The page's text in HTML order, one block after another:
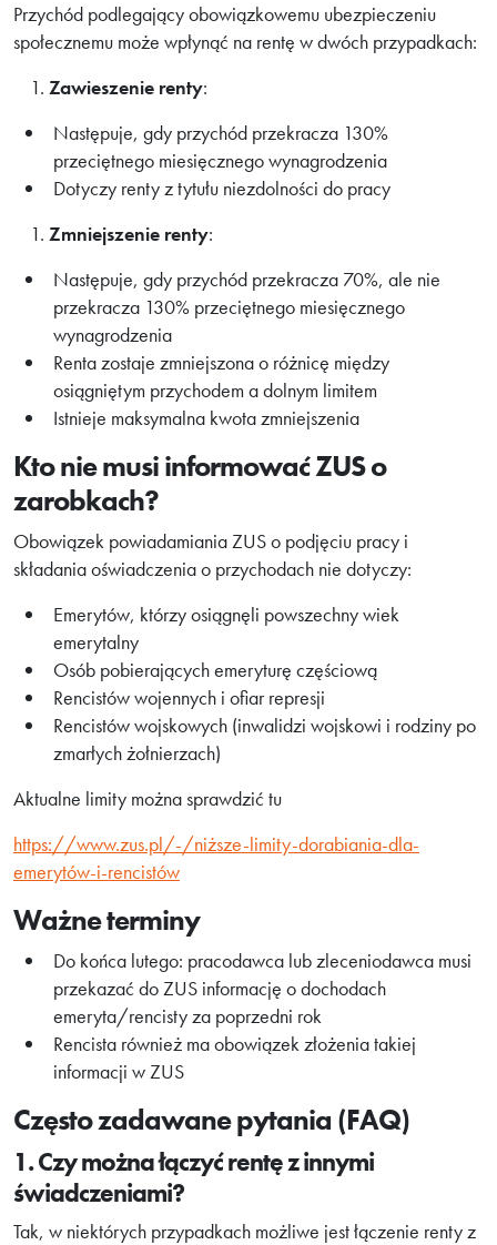
Przychód podlegający obowiązkowemu ubezpieczeniu
społecznemu może wpłynąć na rentę w dwóch przypadkach:
Zawieszenie renty:
Następuje, gdy przychód przekracza 130%
przeciętnego miesięcznego wynagrodzenia
Dotyczy renty z tytułu niezdolności do pracy
Zmniejszenie renty:
Następuje, gdy przychód przekracza 70%, ale nie
przekracza 130% przeciętnego miesięcznego
wynagrodzenia
Renta zostaje zmniejszona o różnicę między
osiągniętym przychodem a dolnym limitem
Istnieje maksymalna kwota zmniejszenia
Kto nie musi informować ZUS o
zarobkach?
Obowiązek powiadamiania ZUS o podjęciu pracy i
składania oświadczenia o przychodach nie dotyczy:
Emerytów, którzy osiągnęli powszechny wiek
emerytalny
Osób pobierających emeryturę częściową
Rencistów wojennych i ofiar represji
Rencistów wojskowych (inwalidzi wojskowi i rodziny po
zmarłych żołnierzach)
Aktualne limity można sprawdzić tu
https://www.zus.pl/-/niższe-limity-dorabiania-dla-
emerytów-i-rencistów
Ważne terminy
Do końca lutego: pracodawca lub zleceniodawca musi
przekazać do ZUS informację o dochodach
emeryta/rencisty za poprzedni rok
Rencista również ma obowiązek złożenia takiej
informacji w ZUS
Często zadawane pytania (FAQ)
1. Czy można łączyć rentę z innymi
świadczeniami?
Tak, w niektórych przypadkach możliwe jest łączenie renty z